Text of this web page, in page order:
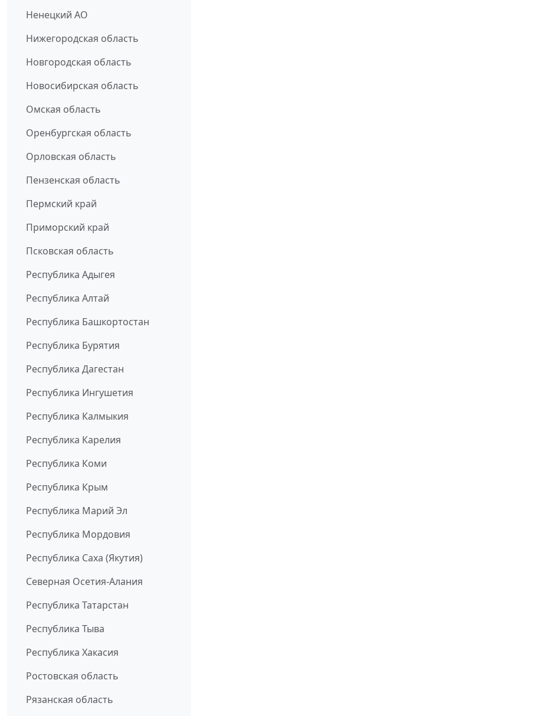
Ненецкий АО
Нижегородская область
Новгородская область
Новосибирская область
Омская область
Оренбургская область
Орловская область
Пензенская область
Пермский край
Приморский край
Псковская область
Республика Адыгея
Республика Алтай
Республика Башкортостан
Республика Бурятия
Республика Дагестан
Республика Ингушетия
Республика Калмыкия
Республика Карелия
Республика Коми
Республика Крым
Республика Марий Эл
Республика Мордовия
Республика Саха (Якутия)
Северная Осетия-Алания
Республика Татарстан
Республика Тыва
Республика Хакасия
Ростовская область
Рязанская область